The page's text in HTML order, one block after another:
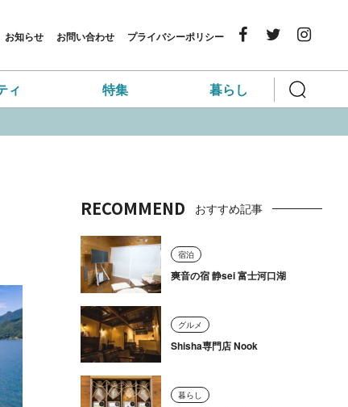
お知らせ お問い合わせ プライバシーポリシー
ィ 特集 暮らし
RECOMMEND おすすめ記事
宿泊
爽音の宿 静sei 富士河口湖
グルメ
Shisha専門店 Nook
暮らし